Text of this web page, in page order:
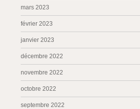
mars 2023
février 2023
janvier 2023
décembre 2022
novembre 2022
octobre 2022
septembre 2022